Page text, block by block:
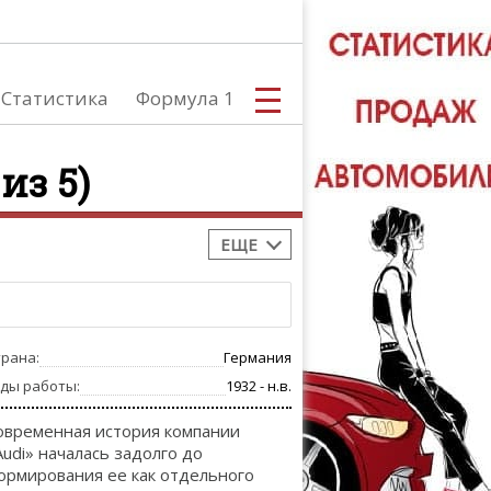
Статистика Формула 1
5)
ЕЩЕ
Германия
работы:
1932 - н.в.
история компании
началась задолго до
ее как отдельного